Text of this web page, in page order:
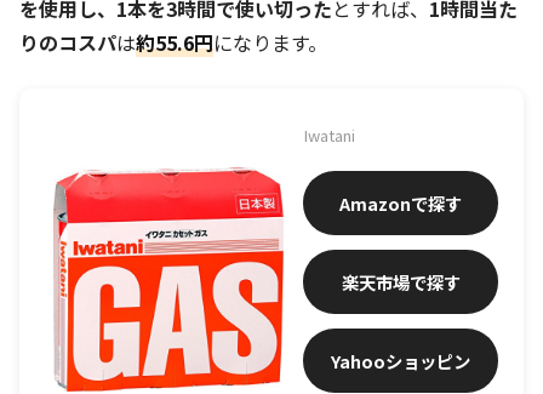
を使用し、1本を3時間で使い切ったとすれば、 1時間当た
りのコスパは約55.6円になります。
Iwatani
楽天市場
Amazon
Yahooショッピン